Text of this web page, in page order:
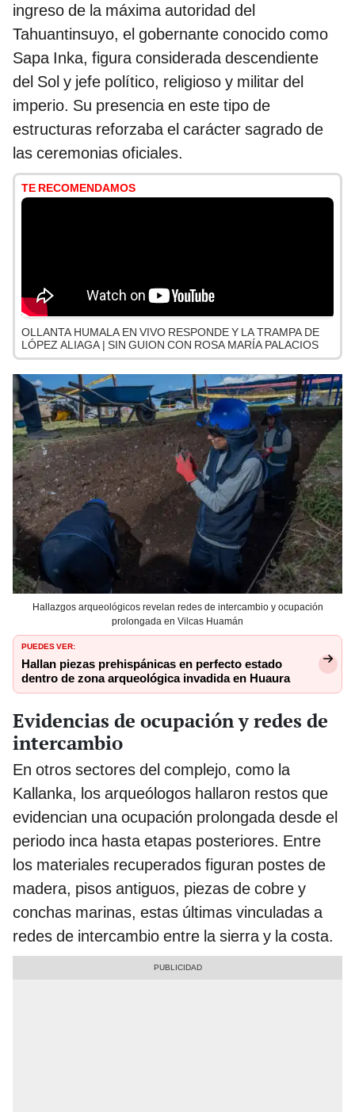
ingreso de la máxima autoridad del
Tahuantinsuyo, el gobernante conocido como
Sapa Inka, figura considerada descendiente
del Sol y jefe político, religioso y militar del
imperio. Su presencia en este tipo de
estructuras reforzaba el carácter sagrado de
las ceremonias oficiales.
TE RECOMENDAMOS
OLLANTA HUMALA EN VIVO RESPONDE Y LA TRAMPA DE
LÓPEZ ALIAGA | SIN GUION CON ROSA MARÍA PALACIOS
Hallazgos arqueológicos revelan redes de intercambio y ocupación
prolongada en Vilcas Huamán
PUEDES VER:
Hallan piezas prehispánicas en perfecto estado
dentro de zona arqueológica invadida en Huaura
Evidencias de ocupación y redes de
intercambio
En otros sectores del complejo, como la
Kallanka, los arqueólogos hallaron restos que
evidencian una ocupación prolongada desde el
periodo inca hasta etapas posteriores. Entre
los materiales recuperados figuran postes de
madera, pisos antiguos, piezas de cobre y
conchas marinas, estas últimas vinculadas a
redes de intercambio entre la sierra y la costa.